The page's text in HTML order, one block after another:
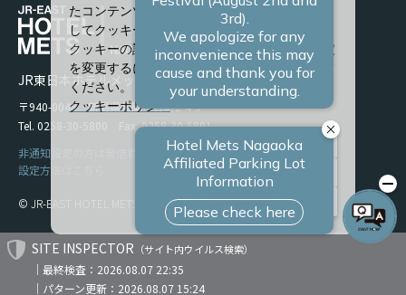
JR東日本ホテルメッツ 長岡
〒940-0048 新潟県長岡市台町2-4-9
Tel. 0258-30-5800 Fax. 0258-30-5801
非通知設定の方は発信者番号を設定の上お電話ください。
設定方法はこちら
© JR-EAST HOTEL METS
SITE INSPECTOR （サイト内ウイルス検索）
｜最終検査：2026.08.07 22:35
｜パターン更新：2026.08.07 15:24
たコンテンツや広告を表示させることを目的と
してクッキーを使用する場合があります。
クッキーの詳細や、クッキーの種類ごとに設定
を変更するには、「詳細設定」をクリックして
ください。
クッキーポリシー
すべて許可
必須クッキーのみ
詳細設定